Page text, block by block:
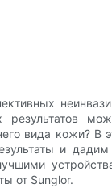
вида кожи? В
и
от Sunglor.